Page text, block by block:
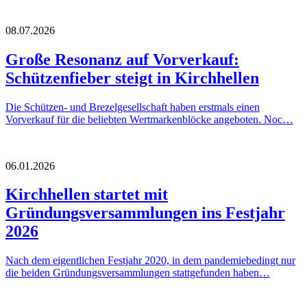
08.07.2026
Große Resonanz auf Vorverkauf:
Schützenfieber steigt in Kirchhellen
Die Schützen- und Brezelgesellschaft haben erstmals einen
Vorverkauf für die beliebten Wertmarkenblöcke angeboten. Noc…
06.01.2026
Kirchhellen startet mit
Gründungsversammlungen ins Festjahr
2026
Nach dem eigentlichen Festjahr 2020, in dem pandemiebedingt nur
die beiden Gründungsversammlungen stattgefunden haben…